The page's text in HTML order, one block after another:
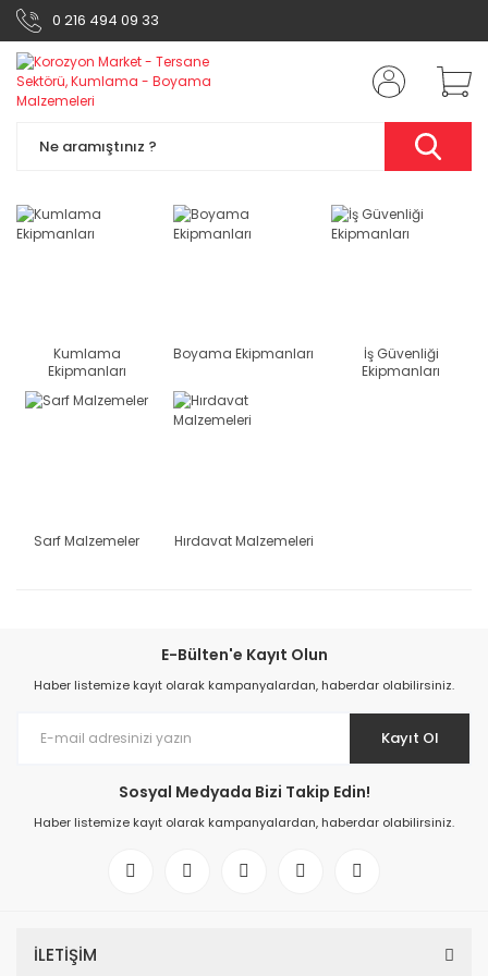
0 216 494 09 33
Kumlama
Ekipmanları
Boyama Ekipmanları
İş Güvenliği
Ekipmanları
Sarf Malzemeler Hırdavat Malzemeleri
E-Bülten'e Kayıt Olun
Haber listemize kayıt olarak kampanyalardan, haberdar olabilirsiniz.
Kayıt Ol
Sosyal Medyada Bizi Takip Edin!
Haber listemize kayıt olarak kampanyalardan, haberdar olabilirsiniz.
İLETİŞİM